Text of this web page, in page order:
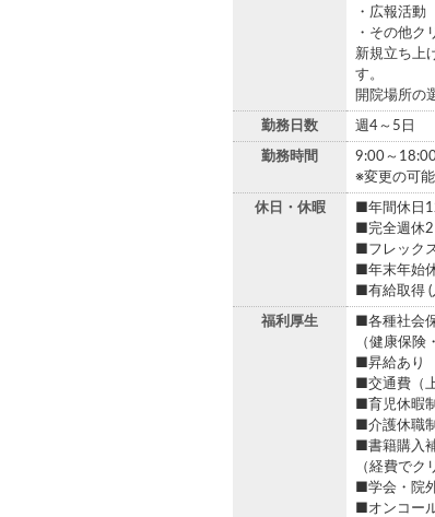
・広報活動
・その他ク
新規立ち上
す。
開院場所の
勤務日数 週4～5日
勤務時間
9:00～
※変更の可
休日・休暇
■年間休日
■完全週休
■フレック
■年末年始
■有給取得
福利厚生
■各種社会
（健康保険
■昇給あり
■交通費（
■育児休暇
■介護休職
■書籍購入
（経費でク
■学会・院
■オンコー